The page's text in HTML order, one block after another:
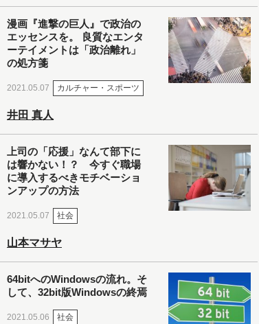
漫画『進撃の巨人』で政治の
エッセンスを。 良質なエンタ
ーテイメントは「政治離れ」
の処方箋
2021.05.07 カルチャー・スポーツ
井田 真人
上司の「応援」なんて部下に
は響かない！？ 今すぐ職場
に導入するべきモチベーショ
ンアップの方法
2021.05.07 社会
山本マサヤ
64bitへのWindowsの流れ。そ
して、32bit版Windowsの終焉
2021.05.06 社会